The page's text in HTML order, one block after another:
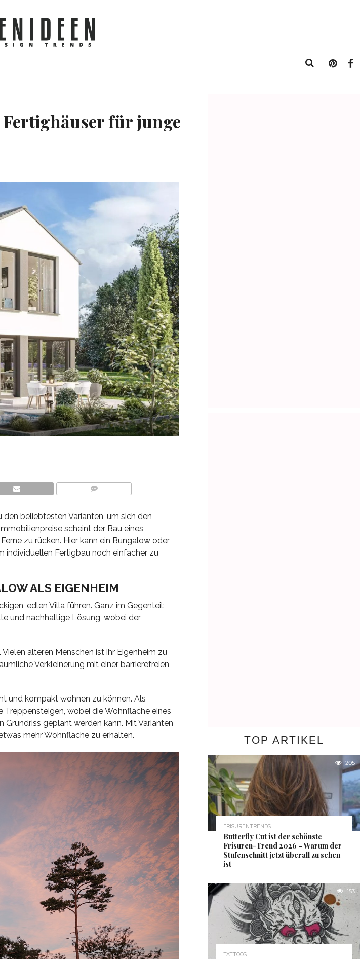
für junge
beliebtesten Varianten, um sich den
scheint der Bau eines
zu rücken. Hier kann ein Bungalow oder
individuellen Fertigbau noch einfacher zu
ALS EIGENHEIM
edlen Villa führen. Ganz im Gegenteil:
und nachhaltige Lösung, wobei der
älteren Menschen ist ihr Eigenheim zu
Verkleinerung mit einer barrierefreien
und kompakt wohnen zu können. Als
wobei die Wohnfläche eines
geplant werden kann. Mit Varianten
mehr Wohnfläche zu erhalten.
TOP ARTIKEL
205
FRISURENTRENDS
Butterfly Cut ist der schönste
Frisuren-Trend 2026 – Warum der
Stufenschnitt jetzt überall zu sehen
ist
153
TATTOOS